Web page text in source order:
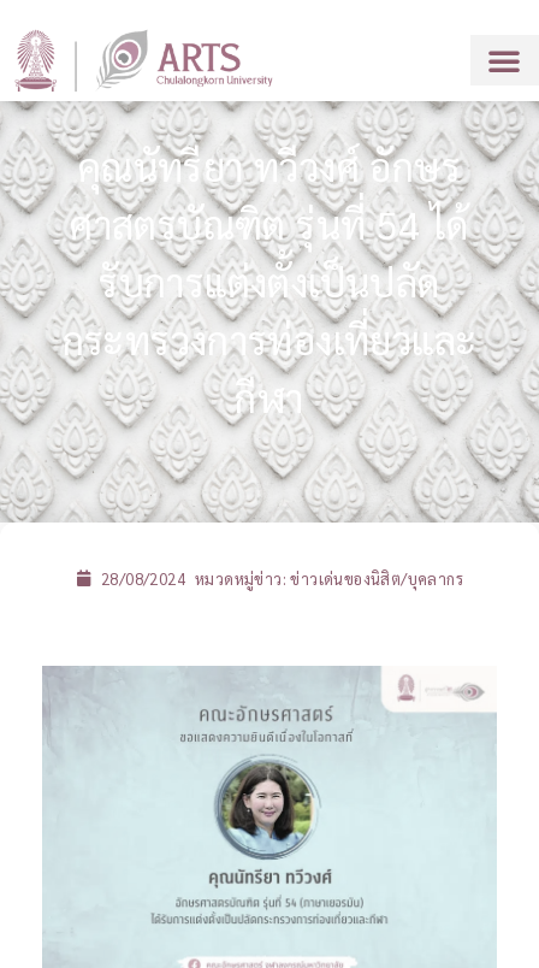
คุณนัทรียา ทวีวงศ์ อักษร
ศาสตรบัณฑิต รุ่นที่ 54 ได้
รับการแต่งตั้งเป็นปลัด
กระทรวงการท่องเที่ยวและ
กีฬา
28/08/2024 หมวดหมู่ข่าว:ข่าวเด่นของนิสิต/บุคลากร